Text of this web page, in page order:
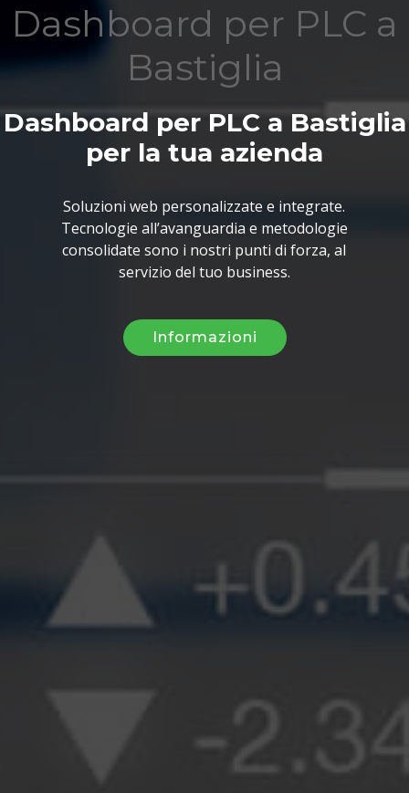
Dashboard per PLC a
Bastiglia
Dashboard per PLC a Bastiglia
per la tua azienda
Soluzioni web personalizzate e integrate.
Tecnologie all’avanguardia e metodologie
consolidate sono i nostri punti di forza, al
servizio del tuo business.
Informazioni